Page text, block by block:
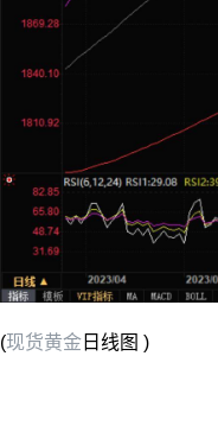
(现货黄金日线图 )